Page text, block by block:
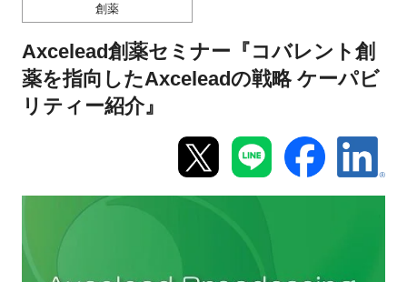
特別会員専用メニュー
施設ご予約
新規登録
創薬
Axcelead創薬セミナー『コバレント創
薬を指向したAxceleadの戦略 ケーパビ
リティー紹介』